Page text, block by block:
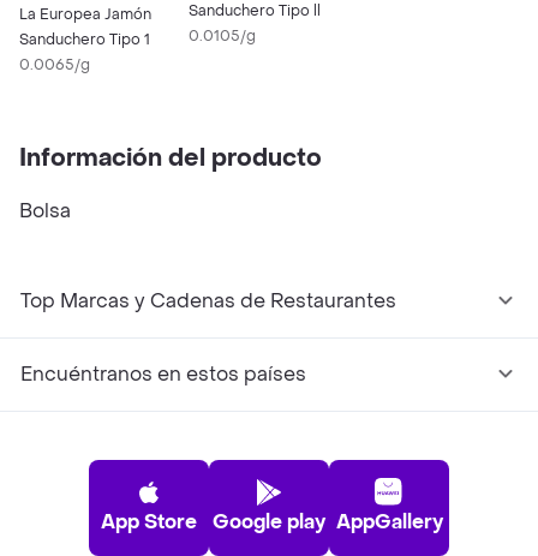
La Europea Jamón
Sanduchero Tipo 1
0.0065/g
Sanduchero Tipo ll
0.0105/g
Información del producto
Bolsa
Top Marcas y Cadenas de Restaurantes
Encuéntranos en estos países
App Store Google play AppGallery